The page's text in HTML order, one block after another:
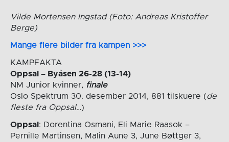
Vilde Mortensen Ingstad (Foto: Andreas Kristoffer
Berge)
Mange flere bilder fra kampen >>>
KAMPFAKTA
Oppsal – Byåsen 26-28 (13-14)
NM Junior kvinner, finale
Oslo Spektrum 30. desember 2014, 881 tilskuere (de
fleste fra Oppsal…)
Oppsal : Dorentina Osmani, Eli Marie Raasok –
Pernille Martinsen, Malin Aune 3, June Bøttger 3,